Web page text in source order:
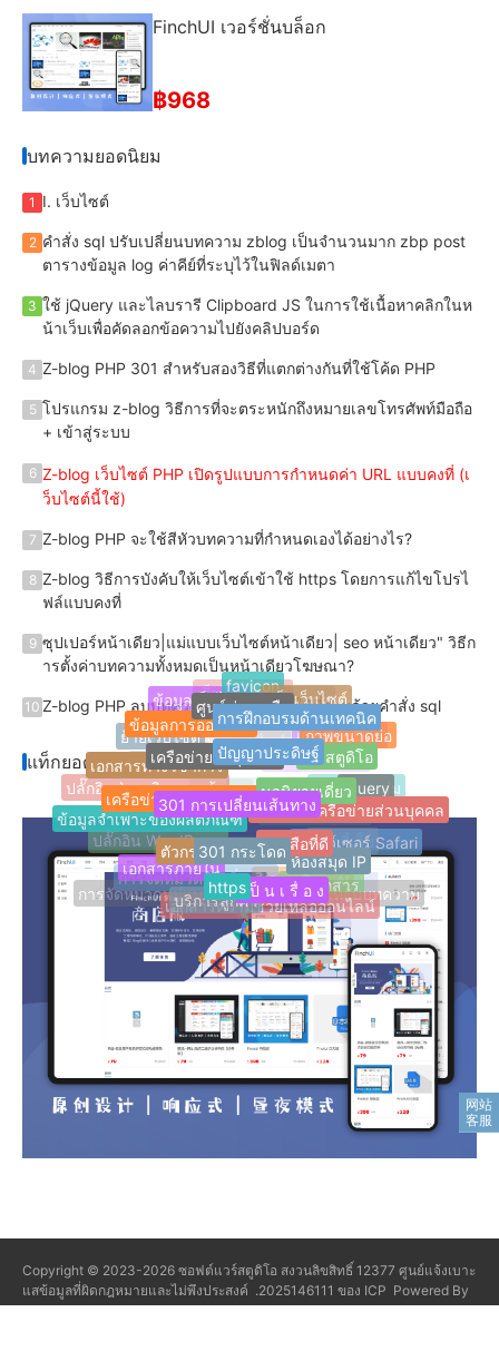
FinchUI เวอร์ชั่นบล็อก
฿968
บทความยอดนิยม
1 I. เว็บไซต์
2 คําสั่ง sql ปรับเปลี่ยนบทความ zblog เป็นจํานวนมาก zbp post
ตารางข้อมูล log ค่าคีย์ที่ระบุไว้ในฟิลด์เมตา
3 ใช้ jQuery และไลบรารี Clipboard JS ในการใช้เนื้อหาคลิกในห
น้าเว็บเพื่อคัดลอกข้อความไปยังคลิปบอร์ด
4 Z-blog PHP 301 สําหรับสองวิธีที่แตกต่างกันที่ใช้โค้ด PHP
5 โปรแกรม z-blog วิธีการที่จะตระหนักถึงหมายเลขโทรศัพท์มือถือ
+ เข้าสู่ระบบ
6 Z-blog เว็บไซต์ PHP เปิดรูปแบบการกําหนดค่า URL แบบคงที่ (เ
ว็บไซต์นี้ใช้)
7 Z-blog PHP จะใช้สีหัวบทความที่กําหนดเองได้อย่างไร?
8 Z-blog วิธีการบังคับให้เว็บไซต์เข้าใช้ https โดยการแก้ไขโปรไ
ฟล์แบบคงที่
9 ซุปเปอร์หน้าเดียว|แม่แบบเว็บไซต์หน้าเดียว| seo หน้าเดียว" วิธีก
ารตั้งค่าบทความทั้งหมดเป็นหน้าเดียวโฆษณา?
10 Z-blog PHP ลบบทความที่โพสต์โดยผู้ใช้ที่ระบุด้วยคําสั่ง sql
แท็กยอดนิยม
Z-blogPHP
FinchUI
การนําทางเว็บไซต์
เว็บไซต์หน้าเดียว
ปลั๊กอิน Z-Blog
บัญชีสาธารณะ
บริการพัฒนา
บริการที่กําหนดเอง
การตอบสนอง
การปรับตัว
Jquery
เว็บไซต์บล็อกแท็กล่าสุด
แท็กยอดนิยม
ฉลากแบบสุ่ม
แท็กที่เก็บ
ผู้ช่วยเขียน AI
การจัดหมวดหมู่แบบเลือกหลายแบบสําหรับบทความ
การจัดหมวดหมู่เพิ่มเติม
ปลั๊กอิน WordPress
ปลั๊กอินฝ่ายบริการลูกค้า
ย้ายเว็บไซต์
ข้อมูลเว็บไซต์
favicon
แท็กเว็บไซต์
ภาพขนาดย่อ
jQuery
เบราว์เซอร์ Safari
เปิดเอกสาร
เอกสารความช่วยเหลือออนไลน์
บริการลูกค้า
เอกสารภายใน
ข้อมูลจําเพาะของผลิตภัณฑ์
เอกสารทางวิชาการ
ข้อมูลการออกแบบ
ศูนย์ช่วยเหลือ
การฝึกอบรมด้านเทคนิค
เว็บสตูดิโอ
นามบัตรเครือข่ายส่วนบุคคล
ห้องสมุด IP
เ ป็ น เ รื่ อ ง
https
ตัวกรอง
เครือข่ายการแต่งเพลง
เครือข่ายวัสดุภาษา
ปัญญาประดิษฐ์
นวนิยายเดี่ยว
หนังสือที่ดี
301 กระโดด
301 การเปลี่ยนเส้นทาง
Copyright © 2023-2026 ซอฟต์แวร์สตูดิโอ สงวนลิขสิทธิ์ 12377 ศูนย์แจ้งเบาะ
แสข้อมูลที่ผิดกฎหมายและไม่พึงประสงค์ .2025146111 ของ ICP Powered By
Z-BlogPHP 1.7.5